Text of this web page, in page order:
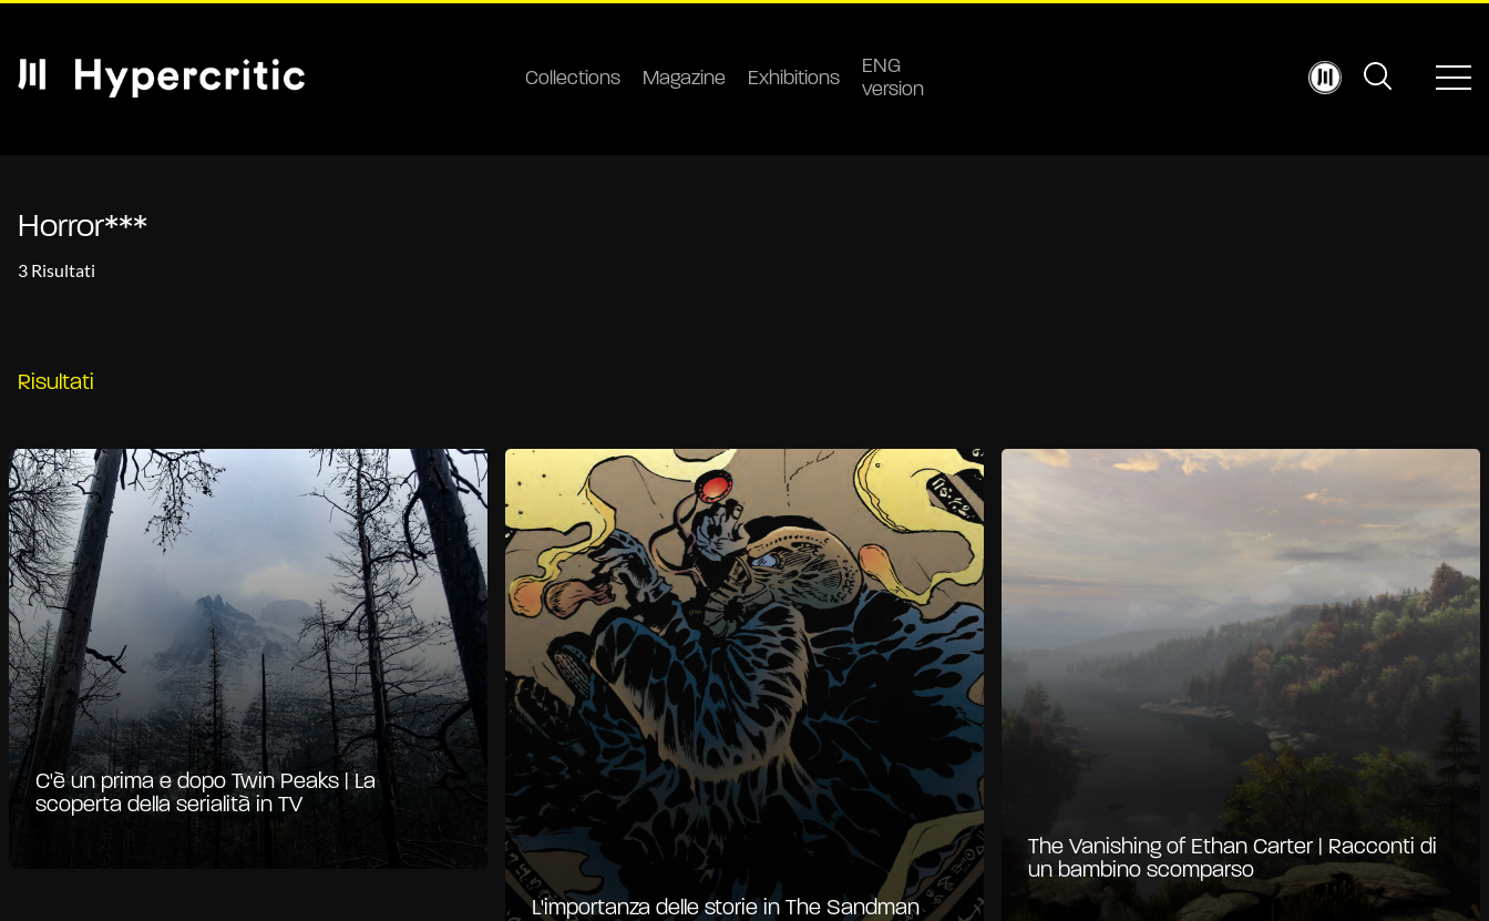
Collections Magazine Exhibitions
ENG
version
Horror***
3 Risultati
Risultati
C'è un prima e dopo Twin Peaks | La
scoperta della serialità in TV
L'importanza delle storie in The Sandman
The Vanishing of Ethan Carter | Racconti di
un bambino scomparso